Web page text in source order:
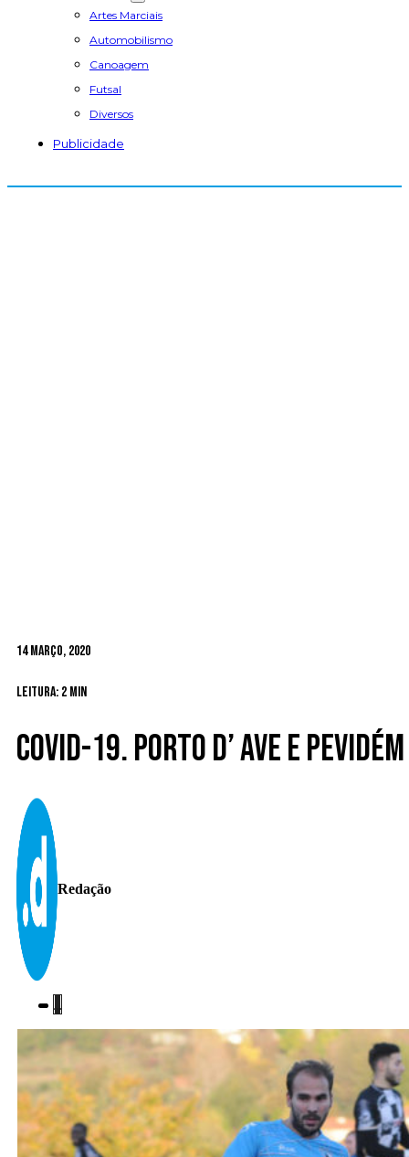
Artes Marciais
Automobilismo
Canoagem
Futsal
Diversos
Publicidade
14 Março, 2020
Leitura: 2 min
Covid-19. Porto d’ Ave e
Redação